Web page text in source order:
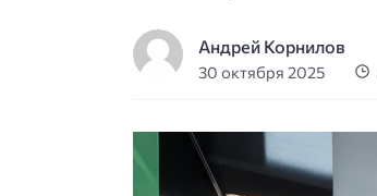
Андрей Корнилов
30 октября 2025